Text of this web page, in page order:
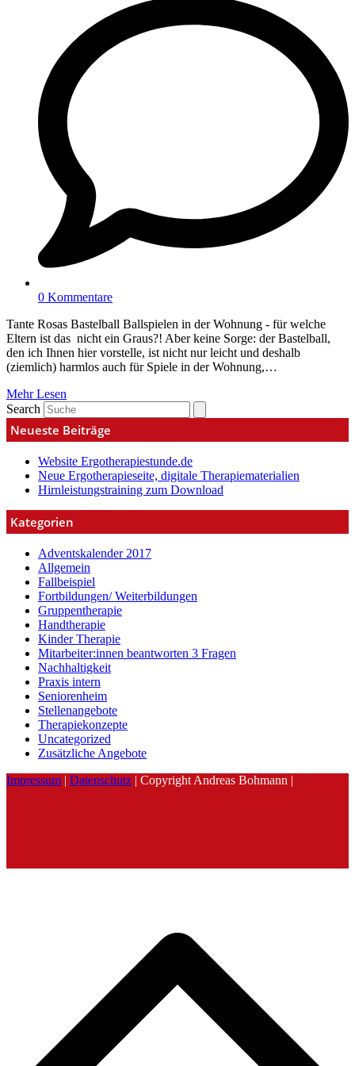
0 Kommentare
Tante Rosas Bastelball Ballspielen in der Wohnung - für welche
Eltern ist das nicht ein Graus?! Aber keine Sorge: der Bastelball,
den ich Ihnen hier vorstelle, ist nicht nur leicht und deshalb
(ziemlich) harmlos auch für Spiele in der Wohnung,…
Mehr Lesen
Search
Neueste Beiträge
Website Ergotherapiestunde.de
Neue Ergotherapieseite, digitale Therapiematerialien
Hirnleistungstraining zum Download
Kategorien
Adventskalender 2017
Allgemein
Fallbeispiel
Fortbildungen/ Weiterbildungen
Gruppentherapie
Handtherapie
Kinder Therapie
Mitarbeiter:innen beantworten 3 Fragen
Nachhaltigkeit
Praxis intern
Seniorenheim
Stellenangebote
Therapiekonzepte
Uncategorized
Zusätzliche Angebote
Impressum | Datenschutz | Copyright Andreas Bohmann |